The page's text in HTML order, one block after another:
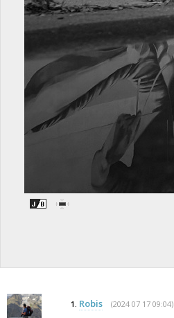
1. Robis (2024 07 17 09:04)